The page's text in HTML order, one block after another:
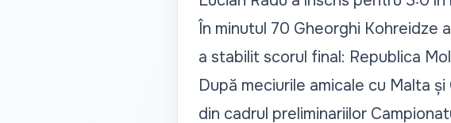
În minutul 70 Gheorghi Kohreidze
a stabilit scorul final: Republica
După meciurile amicale cu Malta
din cadrul preliminariilor